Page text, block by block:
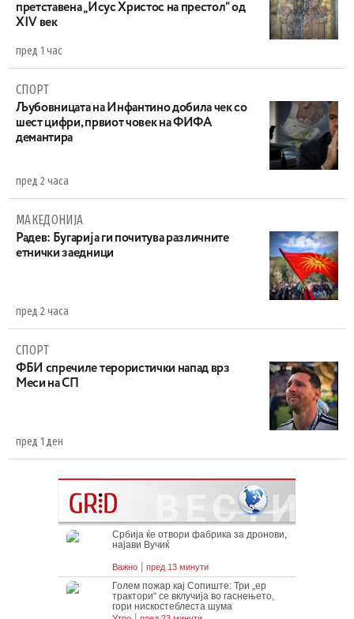
претставена „Исус Христос на престол“ од
XIV век
пред 1 час
СПОРТ
Љубовницата на Инфантино добила чек со
шест цифри, првиот човек на ФИФА
демантира
пред 2 часа
МАКЕДОНИЈА
Радев: Бугарија ги почитува различните
етнички заедници
пред 2 часа
СПОРТ
ФБИ спречиле терористички напад врз
Меси на СП
пред 1 ден